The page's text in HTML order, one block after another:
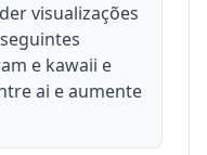
visualizações
e kawaii e
ai e aumente